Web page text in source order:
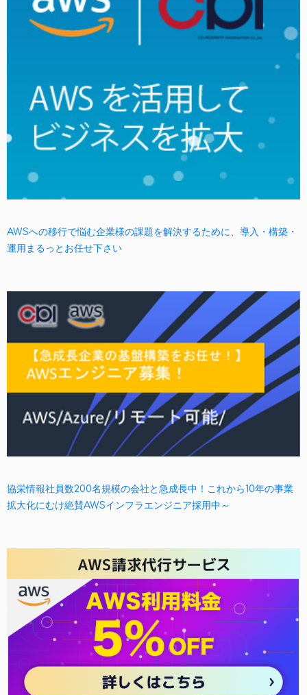
AWSへの移行で悩む企業様の課題を解決するために、導入・構築・
運用まるっとお任せ下さい
協栄情報社員数200名規模の会社と急成長中！これから10年の事業
拡大化にむけ絶賛AWSインフラエンジニア採用中～